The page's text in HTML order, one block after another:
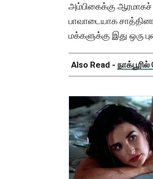
அம்பிகைக்கு ஆரமாகச்
பாவாடையாக
மக்களுக்கு இது ஒரு
Also Read -